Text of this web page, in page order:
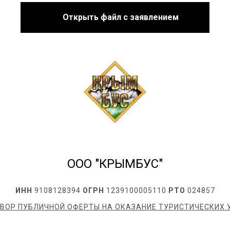
Открыть файл с заявлением
ООО "КРЫМБУС"
ИНН 9108128394 ОГРН 1239100005110 РТО 024857
ПУБЛИЧНОЙ ОФЕРТЫ НА ОКАЗАНИЕ ТУРИСТИЧЕСКИХ